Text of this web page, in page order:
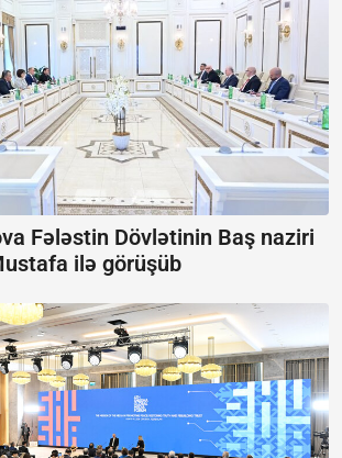
Fələstin Dövlətinin Baş naziri
ilə görüşüb